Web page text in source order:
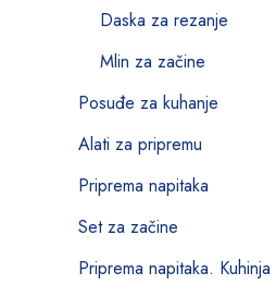
Daska za rezanje
Mlin za začine
Posuđe za kuhanje
Alati za pripremu
Priprema napitaka
Set za začine
Priprema napitaka. Kuhinja